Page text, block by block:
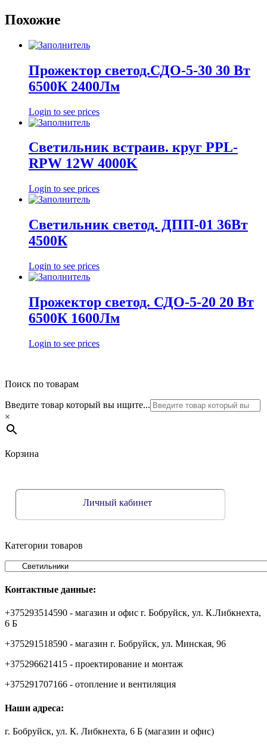
Похожие
Прожектор светод.СДО-5-30 30 Вт
6500К 2400Лм
Login to see prices
Светильник встраив. круг PPL-
RPW 12W 4000K
Login to see prices
Светильник светод. ДПП-01 36Вт
4500К
Login to see prices
Прожектор светод. СДО-5-20 20 Вт
6500К 1600Лм
Login to see prices
Поиск по товарам
Введите товар который вы ищите...
×
Корзина
Личный кабинет
Категории товаров
Контактные данные:
+375293514590 - магазин и офис г. Бобруйск, ул. К.Либкнехта,
6 Б
+375291518590 - магазин г. Бобруйск, ул. Минская, 96
+375296621415 - проектирование и монтаж
+375291707166 - отопление и вентиляция
Наши адреса:
г. Бобруйск, ул. К. Либкнехта, 6 Б (магазин и офис)